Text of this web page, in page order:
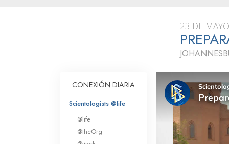
Qué dicen los
Scientology
Conoce a un
Dentro de una Iglesia
Los Principios
Una Introducción a
23 DE
CONEXIÓN DIARIA
Scientologists @life
@life
@theOrg